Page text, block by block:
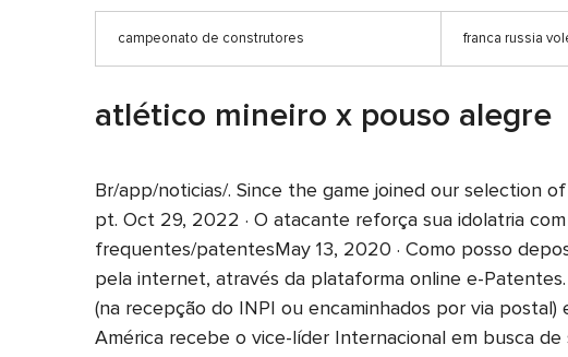
campeonato de construtores franca russia
atlético mineiro x pouso alegre
Br/app/noticias/. Since the game joined our selection
pt. Oct 29, 2022 · O atacante reforça sua idolatria
frequentes/patentesMay 13, 2020 · Como posso
pela internet, através da plataforma online e-
(na recepção do INPI ou encaminhados por via
América recebe o vice-líder Internacional em busca